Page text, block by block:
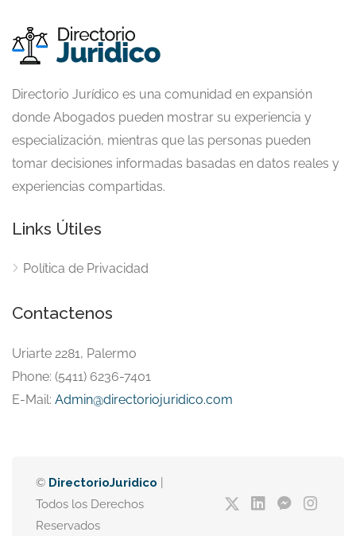
Directorio Jurídico es una comunidad en expansión
donde Abogados pueden mostrar su experiencia y
especialización, mientras que las personas pueden
tomar decisiones informadas basadas en datos reales y
experiencias compartidas.
Links Útiles
Política de Privacidad
Contactenos
Uriarte 2281, Palermo
Phone: (5411) 6236-7401
E-Mail: Admin@directoriojuridico.com
© DirectorioJuridico
Todos los Derechos
Reservados